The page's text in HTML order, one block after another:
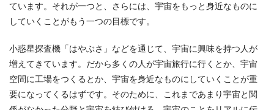
ています。それが一つと、さらには、宇宙をもっと身近なものに
していくことがもう一つの目標です。
小惑星探査機「はやぶさ」などを通じて、宇宙に興味を持つ人が
増えてきています。だから多くの人が宇宙旅行に行くとか、宇宙
空間に工場をつくるとか、宇宙を身近なものにしていくことが重
要になってくるはずです。そのために、これまであまり宇宙と関